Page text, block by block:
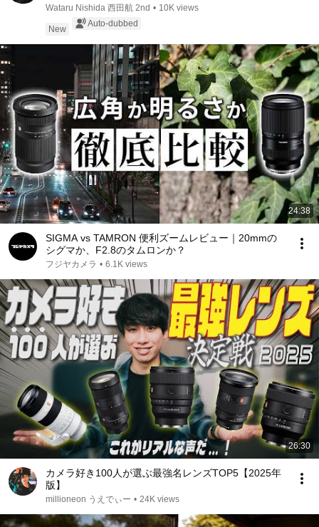
Wataru Nishida 西田航 2nd • 10K views
New
Auto-dubbed
24:38
SIGMA vs TAMRON 便利ズームレビュー｜20mmの
シグマか、F2.8のタムロンか？
フジヤカメラ • 6.1K views
26:30
カメラ好き100人が選ぶ最強名レンズTOP5【2025年
版】
millioneon うえでぃー • 24K views